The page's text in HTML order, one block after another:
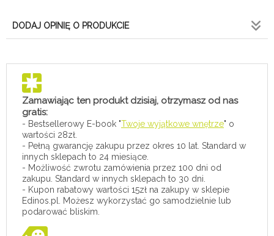
DODAJ OPINIĘ O PRODUKCIE
Zamawiając ten produkt dzisiaj, otrzymasz od nas
gratis:
- Bestsellerowy E-book "Twoje wyjątkowe wnętrze" o
wartości 28zł.
- Pełną gwarancję zakupu przez okres 10 lat. Standard w
innych sklepach to 24 miesiące.
- Możliwość zwrotu zamówienia przez 100 dni od
zakupu. Standard w innych sklepach to 30 dni.
- Kupon rabatowy wartości 15zł na zakupy w sklepie
Edinos.pl. Możesz wykorzystać go samodzielnie lub
podarować bliskim.